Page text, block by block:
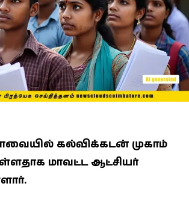
கல்விக்கடன் முகாம்
மாவட்ட ஆட்சியர்